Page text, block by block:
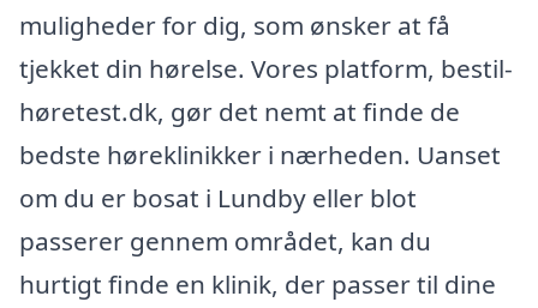
muligheder for dig, som ønsker at få
tjekket din hørelse. Vores platform, bestil-
høretest.dk, gør det nemt at finde de
bedste høreklinikker i nærheden. Uanset
om du er bosat i Lundby eller blot
passerer gennem området, kan du
hurtigt finde en klinik, der passer til dine